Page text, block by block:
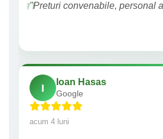
"Preturi convenabile, personal
I
Ioan Hasas
Google
acum 4 luni